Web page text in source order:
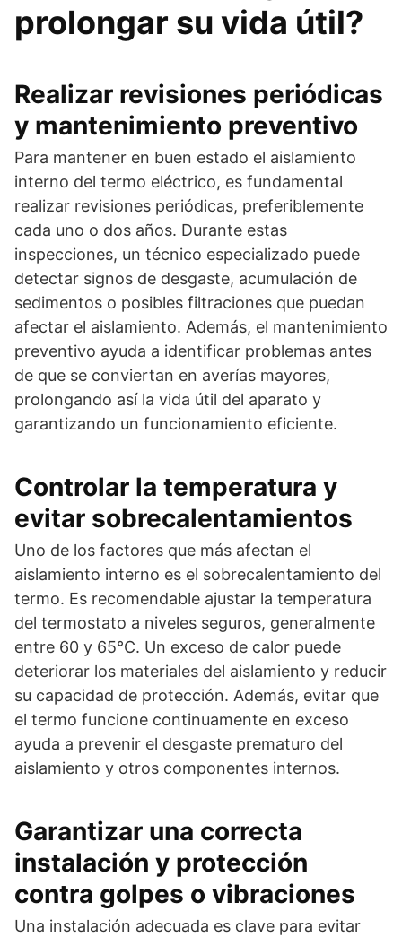
prolongar su vida útil?
Realizar revisiones periódicas
y mantenimiento preventivo
Para mantener en buen estado el aislamiento
interno del termo eléctrico, es fundamental
realizar revisiones periódicas, preferiblemente
cada uno o dos años. Durante estas
inspecciones, un técnico especializado puede
detectar signos de desgaste, acumulación de
sedimentos o posibles filtraciones que puedan
afectar el aislamiento. Además, el mantenimiento
preventivo ayuda a identificar problemas antes
de que se conviertan en averías mayores,
prolongando así la vida útil del aparato y
garantizando un funcionamiento eficiente.
Controlar la temperatura y
evitar sobrecalentamientos
Uno de los factores que más afectan el
aislamiento interno es el sobrecalentamiento del
termo. Es recomendable ajustar la temperatura
del termostato a niveles seguros, generalmente
entre 60 y 65°C. Un exceso de calor puede
deteriorar los materiales del aislamiento y reducir
su capacidad de protección. Además, evitar que
el termo funcione continuamente en exceso
ayuda a prevenir el desgaste prematuro del
aislamiento y otros componentes internos.
Garantizar una correcta
instalación y protección
contra golpes o vibraciones
Una instalación adecuada es clave para evitar